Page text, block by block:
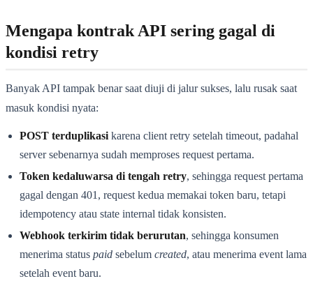
Mengapa kontrak API sering gagal di
kondisi retry
Banyak API tampak benar saat diuji di jalur sukses, lalu rusak saat
masuk kondisi nyata:
POST terduplikasi karena client retry setelah timeout, padahal
server sebenarnya sudah memproses request pertama.
Token kedaluwarsa di tengah retry, sehingga request pertama
gagal dengan 401, request kedua memakai token baru, tetapi
idempotency atau state internal tidak konsisten.
Webhook terkirim tidak berurutan, sehingga konsumen
menerima status paid sebelum created, atau menerima event lama
setelah event baru.